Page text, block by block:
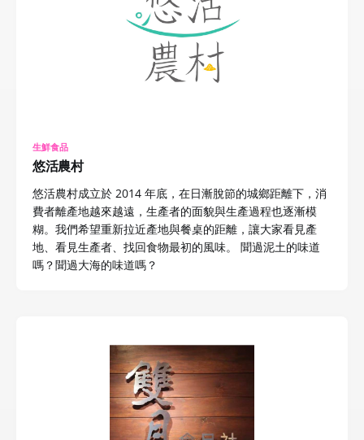
生鮮食品
悠活農村
悠活農村成立於 2014 年底，在日漸脫節的城鄉距離下，消
費者離產地越來越遠，生產者的面貌與生產過程也逐漸模
糊。我們希望重新拉近產地與餐桌的距離，讓大家看見產
地、看見生產者、找回食物最初的風味。 聞過泥土的味道
嗎？聞過大海的味道嗎？